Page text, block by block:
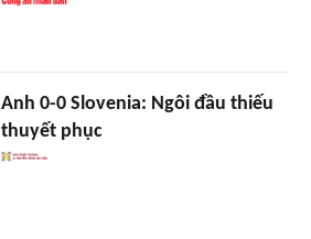
Anh 0-0 Slovenia: Ngôi đầu thiếu
thuyết phục